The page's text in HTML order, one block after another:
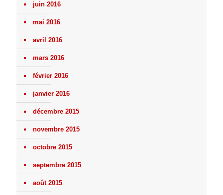
juin 2016
mai 2016
avril 2016
mars 2016
février 2016
janvier 2016
décembre 2015
novembre 2015
octobre 2015
septembre 2015
août 2015